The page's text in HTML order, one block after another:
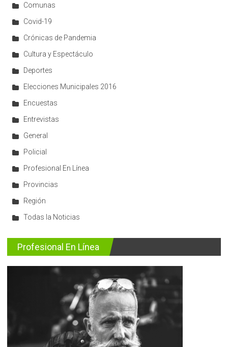
Comunas
Covid-19
Crónicas de Pandemia
Cultura y Espectáculo
Deportes
Elecciones Municipales 2016
Encuestas
Entrevistas
General
Policial
Profesional En Línea
Provincias
Región
Todas la Noticias
Profesional En Línea